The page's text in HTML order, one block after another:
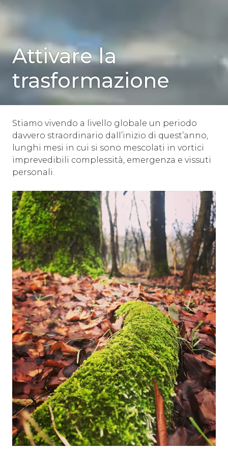
SENZA
CATEGORIA
Attivare la
trasformazione
Stiamo vivendo a livello globale un periodo
davvero straordinario dall’inizio di quest’anno,
lunghi mesi in cui si sono mescolati in vortici
imprevedibili complessità, emergenza e vissuti
personali.